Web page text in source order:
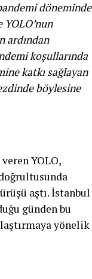
döneminde
ardından
koşullarında
katkı sağlayan
böylesine
YOLO,
aştı. İstanbul
günden bu
yönelik